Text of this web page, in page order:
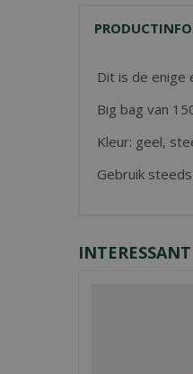
PRODUCTINFO
Dit is de enige
Big bag van
Kleur: geel,
Gebruik